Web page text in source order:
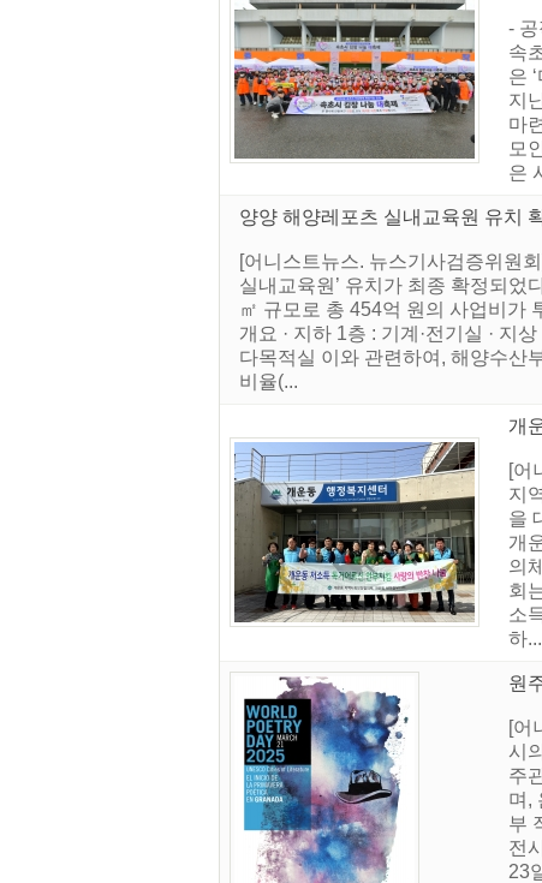
-
속
은
지
마
모
은
양양 해양레포츠 실내교육원 유치
[어니스트뉴스. 뉴스기사검증위원
실내교육원’ 유치가 최종 확정되었
㎡ 규모로 총 454억 원의 사업비가
개요 · 지하 1층 : 기계·전기실 · 지
다목적실 이와 관련하여, 해양수산
비율(...
개
[어
지
을
개
의
회
소
하...
원
[어
시
주
며,
부
전
23